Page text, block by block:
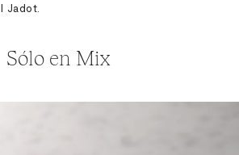
Jadot.
Sólo en Mix